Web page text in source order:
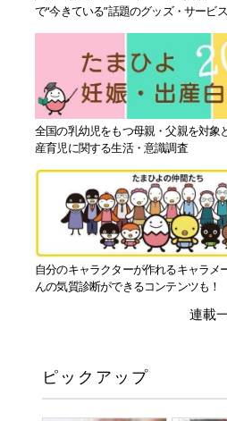
で“今きている”話題のグッズ・サービ
全国の乳幼児をもつ母親・父親を対象
産育児に関する生活・意識調査
自分のキャラクターが作れるキャラメ
んの気質診断ができるコンテンツも！
連載
ピックアップ